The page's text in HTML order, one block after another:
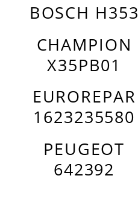
BOSCH H353
CHAMPION
X35PB01
EUROREPAR
1623235580
PEUGEOT
642392